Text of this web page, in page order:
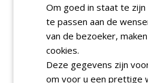
TENDERS
Academisch Ziekenhuis
onderhoud terreinen
Hoveniers, Dolmans
Infracilities
dinsdag 4 augustus 2026
Om goed in staat te
te passen aan de
van de bezoeker,
cookies.
Deze gegevens zijn
om voor u een prettige